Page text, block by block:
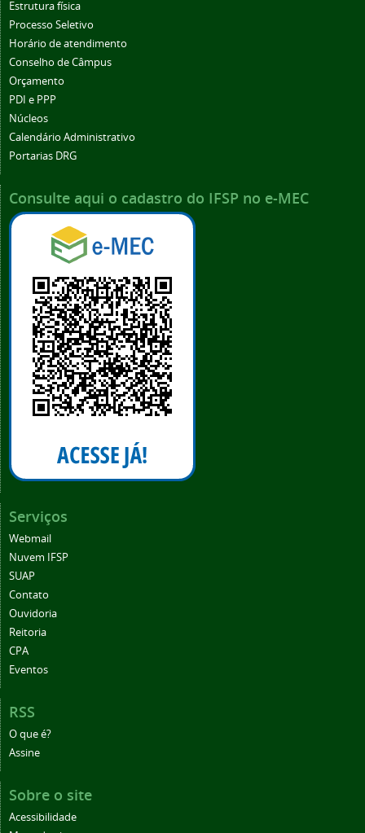
Estrutura física
Processo Seletivo
Horário de atendimento
Conselho de Câmpus
Orçamento
PDI e PPP
Núcleos
Calendário Administrativo
Portarias DRG
Consulte aqui o cadastro do IFSP no e-MEC
Serviços
Webmail
Nuvem IFSP
SUAP
Contato
Ouvidoria
Reitoria
CPA
Eventos
RSS
O que é?
Assine
Sobre o site
Acessibilidade